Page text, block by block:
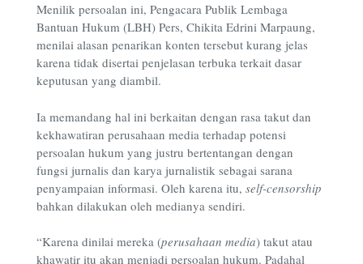
Menilik persoalan ini, Pengacara Publik Lembaga
Bantuan Hukum (LBH) Pers, Chikita Edrini Marpaung,
menilai alasan penarikan konten tersebut kurang jelas
karena tidak disertai penjelasan terbuka terkait dasar
keputusan yang diambil.
Ia memandang hal ini berkaitan dengan rasa takut dan
kekhawatiran perusahaan media terhadap potensi
persoalan hukum yang justru bertentangan dengan
fungsi jurnalis dan karya jurnalistik sebagai sarana
penyampaian informasi. Oleh karena itu, self-censorship
bahkan dilakukan oleh medianya sendiri.
“Karena dinilai mereka (perusahaan media) takut atau
khawatir itu akan menjadi persoalan hukum. Padahal